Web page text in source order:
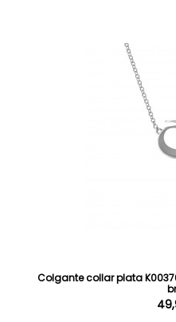
Colgante collar plata